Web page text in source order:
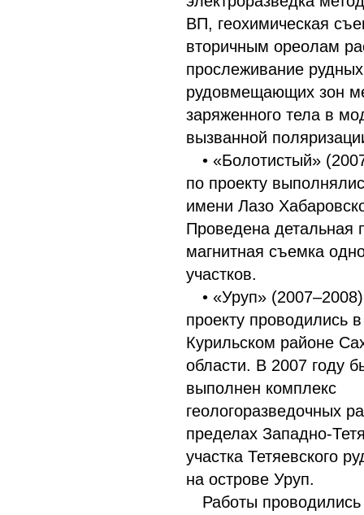
ВП, геохимическая
вторичным ореолам
прослеживание
рудовмещающих зон
заряженного тела в
вызванной
• «Болотистый»
по проекту
имени Лазо
Проведена детальная
магнитная съемка
участков.
• «Уруп»
проекту проводились в
Курильском районе
области. В 2007 году
выполнен комплекс
геологоразведочных
пределах Западно-
участка Тетяевского
на острове Уруп.
Работы